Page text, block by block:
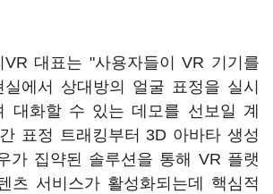
VR 대표는 "사용자들이 VR 기기를
에서 상대방의 얼굴 표정을 실시
대화할 수 있는 데모를 선보일 계
표정 트래킹부터 3D 아바타 생성
가 집약된 솔루션을 통해 VR 플랫
츠 서비스가 활성화되는데 핵심적